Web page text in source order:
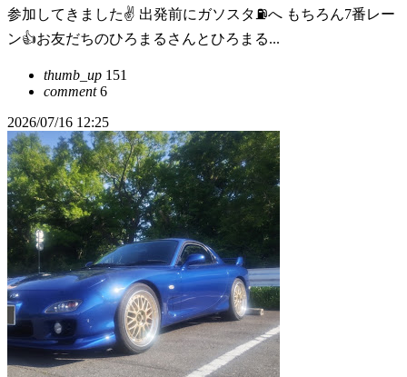
参加してきました✌️ 出発前にガソスタ⛽へ もちろん7番レー
ン👍お友だちのひろまるさんとひろまる...
thumb_up 151
comment6
2026/07/16 12:25